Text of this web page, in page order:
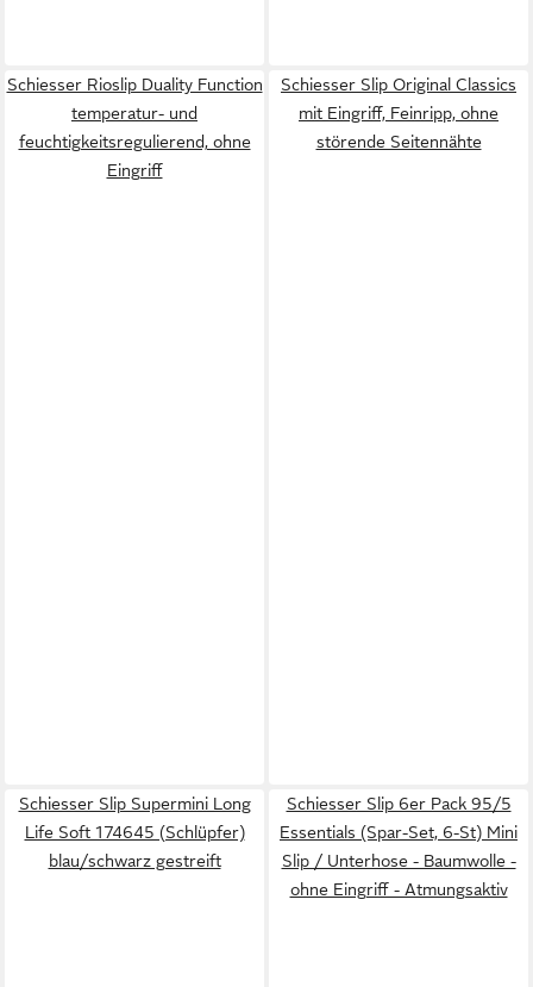
Schiesser Rioslip Duality Function
temperatur- und
feuchtigkeitsregulierend, ohne
Eingriff
Schiesser Slip Original Classics
mit Eingriff, Feinripp, ohne
störende Seitennähte
Schiesser Slip Supermini Long
Life Soft 174645 (Schlüpfer)
blau/schwarz gestreift
Schiesser Slip 6er Pack 95/5
Essentials (Spar-Set, 6-St) Mini
Slip / Unterhose - Baumwolle -
ohne Eingriff - Atmungsaktiv